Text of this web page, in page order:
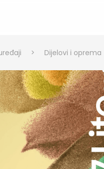
> Dijelovi i oprema